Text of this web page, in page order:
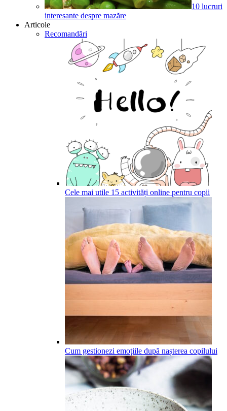
10 lucruri
interesante despre mazăre
Articole
Recomandări
Cele mai utile 15 activități online pentru copii
Cum gestionezi emoțiile după nașterea copilului